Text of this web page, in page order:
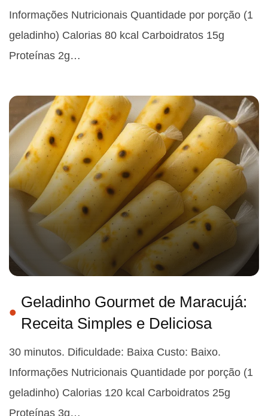
Informações Nutricionais Quantidade por porção (1
geladinho) Calorias 80 kcal Carboidratos 15g
Proteínas 2g…
Geladinho Gourmet de Maracujá:
Receita Simples e Deliciosa
30 minutos. Dificuldade: Baixa Custo: Baixo.
Informações Nutricionais Quantidade por porção (1
geladinho) Calorias 120 kcal Carboidratos 25g
Proteínas 3g…